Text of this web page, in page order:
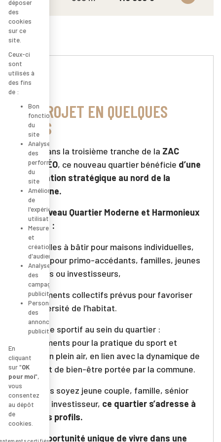
LE PROJET EN QUELQUES
MOTS
Situé dans la troisième tranche de la ZAC
OLYMPÉO, ce nouveau quartier bénéficie d’une
localisation stratégique au nord de la
commune.
Un Nouveau Quartier Moderne et Harmonieux
qui allie :
– Parcelles à bâtir pour maisons individuelles,
idéales pour primo-accédants, familles, jeunes
retraités ou investisseurs,
– Logements collectifs prévus pour favoriser
une diversité de l’habitat.
– Un pôle sportif au sein du quartier :
équipements pour la pratique du sport et
loisirs en plein air, en lien avec la dynamique de
santé et de bien-être portée par la commune.
Que vous soyez jeune couple, famille, sénior
actif ou investisseur, ce quartier s’adresse à
tous les profils.
Une opportunité unique de vivre dans une
déposer
des
cookies
sur ce
site.
Ceux-ci
sont
utilisés à
des fins
de :
Bon
fonctionnement
du
site
Analyse
des
performance
du
site
Amélioration
de
l'expérience
utilisateur
Mesure
et
création
d'audience
Analyse
des
campagnes
publicitaires
Personnalisation
des
annonces
publicitaires
En
cliquant
sur "OK
pour moi",
vous
consentez
au dépôt
de
cookies.